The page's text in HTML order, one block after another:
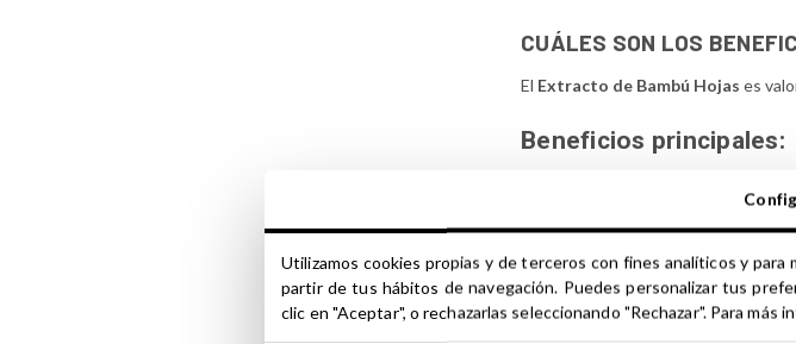
CUÁLES SON LOS
El Extracto de Bambú Hojas es
Beneficios principales:
Protege la piel
Reafirmante y tonificante:
Detoxificante y purificante:
Características
Utilizamos cookies propias y de terceros con fines analíticos y
partir de tus hábitos de navegación. Puedes personalizar tus
clic en "Aceptar", o rechazarlas seleccionando "Rechazar". Para más